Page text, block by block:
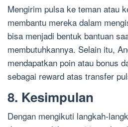
Mengirim pulsa ke teman atau
membantu mereka dalam
bisa menjadi bentuk bantuan
membutuhkannya. Selain itu,
mendapatkan poin atau bonus
sebagai reward atas transfer
8. Kesimpulan
Dengan mengikuti langkah-